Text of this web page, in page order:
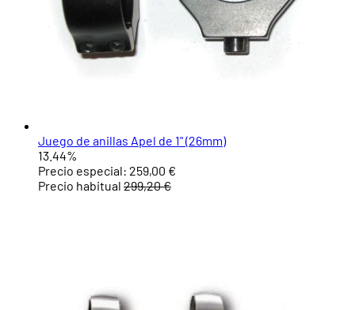
Juego de anillas Apel de 1" (26mm)
13.44%
Precio especial: 259,00 €
Precio habitual 299,20 €